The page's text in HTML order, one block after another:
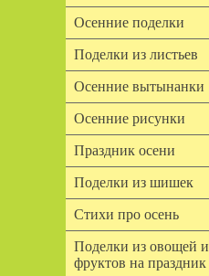
Осенние поделки
Поделки из листьев
Осенние вытынанки
Осенние рисунки
Праздник осени
Поделки из шишек
Стихи про осень
Поделки из овощей и
фруктов на праздник